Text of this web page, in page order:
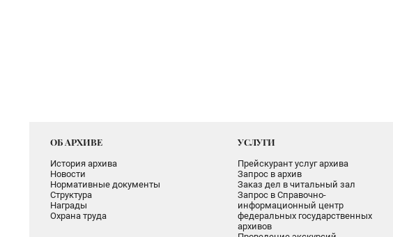
ОБ АРХИВЕ
История архива
Новости
Нормативные документы
Структура
Награды
Охрана труда
УСЛУГИ
Прейскурант услуг архива
Запрос в архив
Заказ дел в читальный зал
Запрос в Справочно-
информационный центр
федеральных государственных
архивов